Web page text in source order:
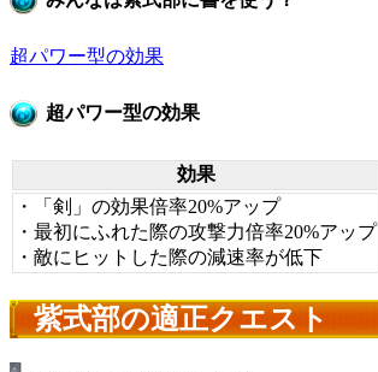
超パワー型の効果
超パワー型の効果
効果
・「剣」の効果倍率20%アップ
・最初にふれた際の攻撃力倍率20%アップ
・敵にヒットした際の減速率が低下
紫式部の適正クエスト